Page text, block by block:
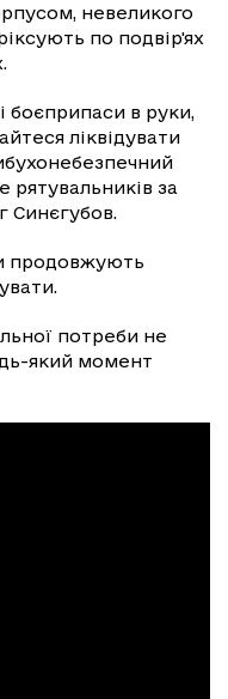
невеликого
по подвір'ях
боєприпаси в руки,
ліквідувати
за
Синєгубов.
продовжують
потреби не
який момент